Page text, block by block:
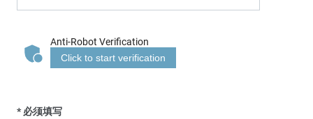
Anti-Robot Verification
Click to start verification
* 必须填写